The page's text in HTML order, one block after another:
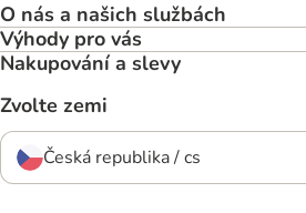
O nás a našich službách
Výhody pro vás
Nakupování a slevy
Zvolte zemi
Česká republika / cs